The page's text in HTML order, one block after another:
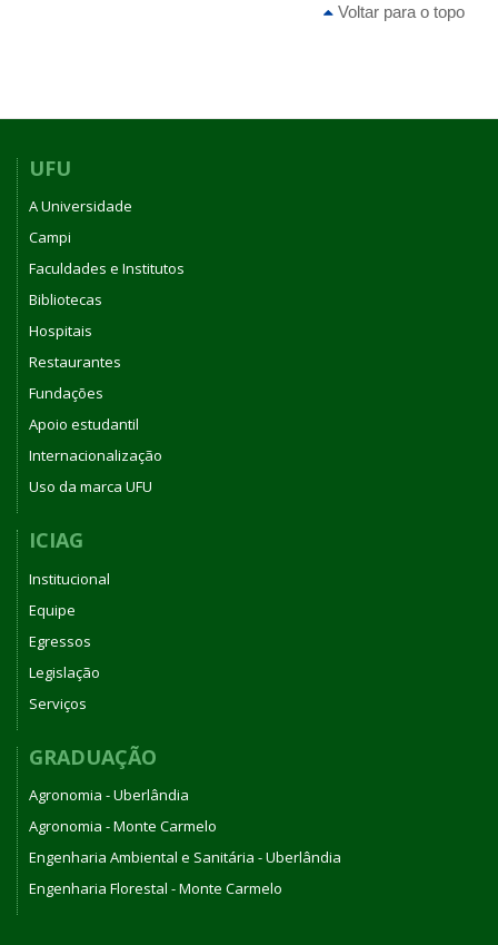
Voltar para o topo
UFU
A Universidade
Campi
Faculdades e Institutos
Bibliotecas
Hospitais
Restaurantes
Fundações
Apoio estudantil
Internacionalização
Uso da marca UFU
ICIAG
Institucional
Equipe
Egressos
Legislação
Serviços
GRADUAÇÃO
Agronomia - Uberlândia
Agronomia - Monte Carmelo
Engenharia Ambiental e Sanitária - Uberlândia
Engenharia Florestal - Monte Carmelo